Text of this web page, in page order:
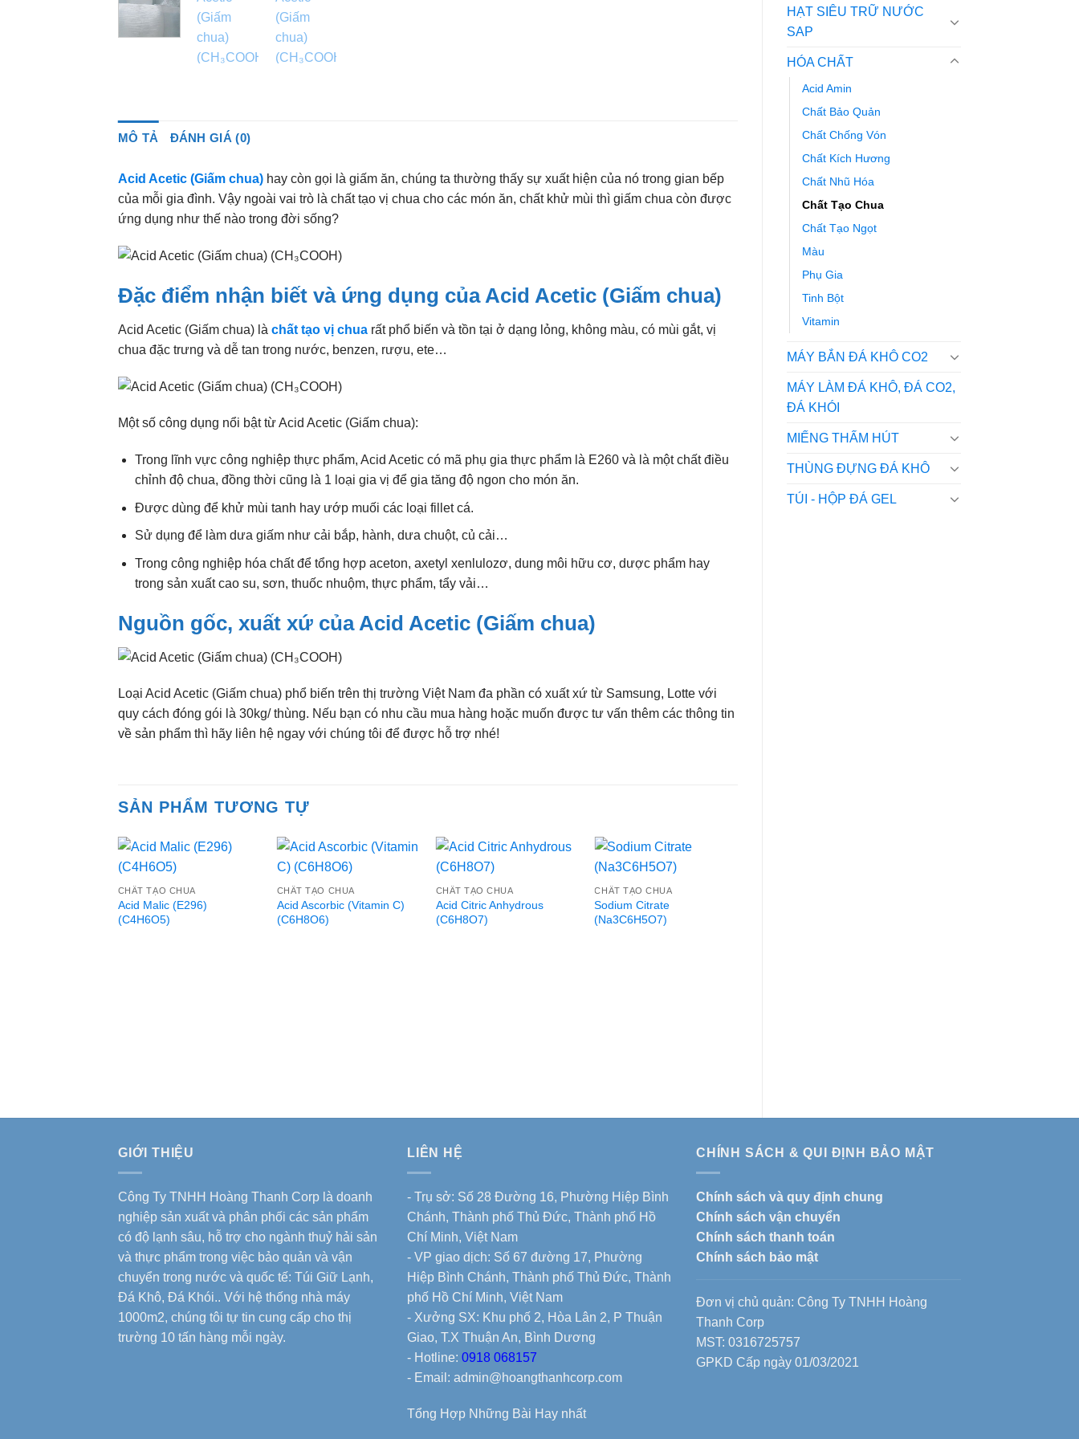
HẠT SIÊU TRỮ NƯỚC
SAP
HÓA CHẤT
Acid Amin
Chất Bảo Quản
Chất Chống Vón
Chất Kích Hương
Chất Nhũ Hóa
Chất Tạo Chua
Chất Tạo Ngọt
Màu
Phụ Gia
Tinh Bột
Vitamin
MÁY BẮN ĐÁ KHÔ CO2
MÁY LÀM ĐÁ KHÔ, ĐÁ CO2,
ĐÁ KHÓI
MIẾNG THẤM HÚT
THÙNG ĐỰNG ĐÁ KHÔ
TÚI - HỘP ĐÁ GEL
MÔ TẢ ĐÁNH GIÁ (0)
Acid Acetic (Giấm chua) hay còn gọi là giấm ăn, chúng ta thường thấy sự xuất hiện của nó trong gian bếp
của mỗi gia đình. Vậy ngoài vai trò là chất tạo vị chua cho các món ăn, chất khử mùi thì giấm chua còn được
ứng dụng như thế nào trong đời sống?
Đặc điểm nhận biết và ứng dụng của Acid Acetic (Giấm chua)
Acid Acetic (Giấm chua) là chất tạo vị chua rất phổ biến và tồn tại ở dạng lỏng, không màu, có mùi gắt, vị
chua đặc trưng và dễ tan trong nước, benzen, rượu, ete…
Một số công dụng nổi bật từ Acid Acetic (Giấm chua):
Trong lĩnh vực công nghiệp thực phẩm, Acid Acetic có mã phụ gia thực phẩm là E260 và là một chất điều
chỉnh độ chua, đồng thời cũng là 1 loại gia vị để gia tăng độ ngon cho món ăn.
Được dùng để khử mùi tanh hay ướp muối các loại fillet cá.
Sử dụng để làm dưa giấm như cải bắp, hành, dưa chuột, củ cải…
Trong công nghiệp hóa chất để tổng hợp aceton, axetyl xenlulozơ, dung môi hữu cơ, dược phẩm hay
trong sản xuất cao su, sơn, thuốc nhuộm, thực phẩm, tẩy vải…
Nguồn gốc, xuất xứ của Acid Acetic (Giấm chua)
Loại Acid Acetic (Giấm chua) phổ biến trên thị trường Việt Nam đa phần có xuất xứ từ Samsung, Lotte với
quy cách đóng gói là 30kg/ thùng. Nếu bạn có nhu cầu mua hàng hoặc muốn được tư vấn thêm các thông tin
về sản phẩm thì hãy liên hệ ngay với chúng tôi để được hỗ trợ nhé!
SẢN PHẨM TƯƠNG TỰ
CHẤT TẠO CHUA
Acid Malic (E296)
(C4H6O5)
CHẤT TẠO CHUA
Acid Ascorbic (Vitamin C)
(C6H8O6)
CHẤT TẠO CHUA
Acid Citric Anhydrous
(C6H8O7)
CHẤT TẠO CHUA
Sodium Citrate
(Na3C6H5O7)
GIỚI THIỆU
Công Ty TNHH Hoàng Thanh Corp là doanh
nghiệp sản xuất và phân phối các sản phẩm
có độ lạnh sâu, hỗ trợ cho ngành thuỷ hải sản
và thực phẩm trong việc bảo quản và vận
chuyển trong nước và quốc tế: Túi Giữ Lạnh,
Đá Khô, Đá Khói.. Với hệ thống nhà máy
1000m2, chúng tôi tự tin cung cấp cho thị
trường 10 tấn hàng mỗi ngày.
LIÊN HỆ
- Trụ sở: Số 28 Đường 16, Phường Hiệp Bình
Chánh, Thành phố Thủ Đức, Thành phố Hồ
Chí Minh, Việt Nam
- VP giao dịch: Số 67 đường 17, Phường
Hiệp Bình Chánh, Thành phố Thủ Đức, Thành
phố Hồ Chí Minh, Việt Nam
- Xưởng SX: Khu phố 2, Hòa Lân 2, P Thuận
Giao, T.X Thuận An, Bình Dương
- Hotline: 0918 068157
- Email: admin@hoangthanhcorp.com
Tổng Hợp Những Bài Hay nhất
CHÍNH SÁCH & QUI ĐỊNH BẢO MẬT
Chính sách và quy định chung
Chính sách vận chuyển
Chính sách thanh toán
Chính sách bảo mật
Đơn vị chủ quản: Công Ty TNHH Hoàng
Thanh Corp
MST: 0316725757
GPKD Cấp ngày 01/03/2021